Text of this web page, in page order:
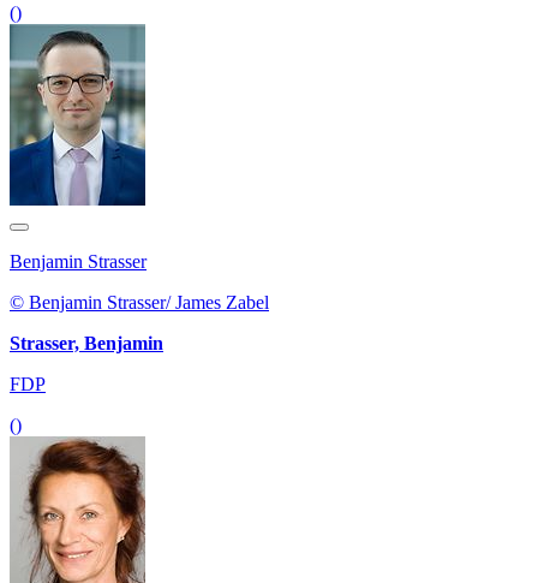
()
Benjamin Strasser
© Benjamin Strasser/ James Zabel
Strasser, Benjamin
FDP
()